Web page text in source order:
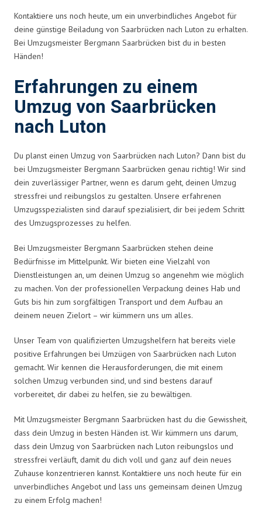
Kontaktiere uns noch heute, um ein unverbindliches Angebot für
deine günstige Beiladung von Saarbrücken nach Luton zu erhalten.
Bei Umzugsmeister Bergmann Saarbrücken bist du in besten
Händen!
Erfahrungen zu einem
Umzug von Saarbrücken
nach Luton
Du planst einen Umzug von Saarbrücken nach Luton? Dann bist du
bei Umzugsmeister Bergmann Saarbrücken genau richtig! Wir sind
dein zuverlässiger Partner, wenn es darum geht, deinen Umzug
stressfrei und reibungslos zu gestalten. Unsere erfahrenen
Umzugsspezialisten sind darauf spezialisiert, dir bei jedem Schritt
des Umzugsprozesses zu helfen.
Bei Umzugsmeister Bergmann Saarbrücken stehen deine
Bedürfnisse im Mittelpunkt. Wir bieten eine Vielzahl von
Dienstleistungen an, um deinen Umzug so angenehm wie möglich
zu machen. Von der professionellen Verpackung deines Hab und
Guts bis hin zum sorgfältigen Transport und dem Aufbau an
deinem neuen Zielort – wir kümmern uns um alles.
Unser Team von qualifizierten Umzugshelfern hat bereits viele
positive Erfahrungen bei Umzügen von Saarbrücken nach Luton
gemacht. Wir kennen die Herausforderungen, die mit einem
solchen Umzug verbunden sind, und sind bestens darauf
vorbereitet, dir dabei zu helfen, sie zu bewältigen.
Mit Umzugsmeister Bergmann Saarbrücken hast du die Gewissheit,
dass dein Umzug in besten Händen ist. Wir kümmern uns darum,
dass dein Umzug von Saarbrücken nach Luton reibungslos und
stressfrei verläuft, damit du dich voll und ganz auf dein neues
Zuhause konzentrieren kannst. Kontaktiere uns noch heute für ein
unverbindliches Angebot und lass uns gemeinsam deinen Umzug
zu einem Erfolg machen!